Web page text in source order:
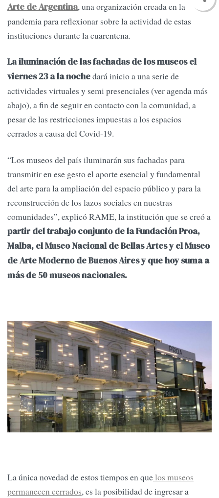
Arte de Argentina, una organización creada en la
pandemia para reflexionar sobre la actividad de estas
instituciones durante la cuarentena.
La iluminación de las fachadas de los museos el
viernes 23 a la nochedará inicio a una serie de
actividades virtuales y semi presenciales (ver agenda más
abajo), a fin de seguir en contacto con la comunidad, a
pesar de las restricciones impuestas a los espacios
cerrados a causa del Covid-19.
“Los museos del país iluminarán sus fachadas para
transmitir en ese gesto el aporte esencial y fundamental
del arte para la ampliación del espacio público y para la
reconstrucción de los lazos sociales en nuestras
comunidades”, explicó RAME, la institución que se creó a
partir del trabajo conjunto de la Fundación Proa,
Malba, el Museo Nacional de Bellas Artes y el Museo
de Arte Moderno de Buenos Aires y que hoy suma a
más de 50 museos nacionales.
La única novedad de estos tiempos en quelos museos
permanecen cerrados, es la posibilidad de ingresar a